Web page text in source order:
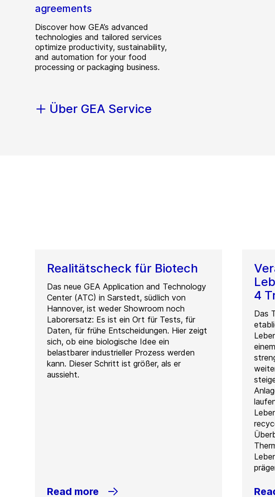
agreements
Discover how GEA’s advanced
technologies and tailored services
optimize productivity, sustainability,
and automation for your food
processing or packaging business.
Über GEA Service
Realitätscheck für Biotech
Das neue GEA Application and Technology
Center (ATC) in Sarstedt, südlich von
Hannover, ist weder Showroom noch
Laborersatz: Es ist ein Ort für Tests, für
Daten, für frühe Entscheidungen. Hier zeigt
sich, ob eine biologische Idee ein
belastbarer industrieller Prozess werden
kann. Dieser Schritt ist größer, als er
aussieht.
Read more
4
Das